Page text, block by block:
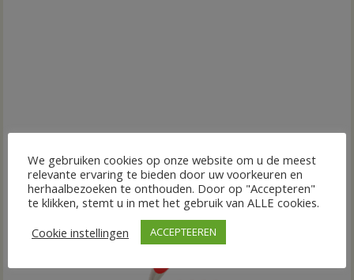
We gebruiken cookies op onze website om u de meest
relevante ervaring te bieden door uw voorkeuren en
herhaalbezoeken te onthouden. Door op "Accepteren"
te klikken, stemt u in met het gebruik van ALLE cookies.
Cookie instellingen
ACCEPTEEREN